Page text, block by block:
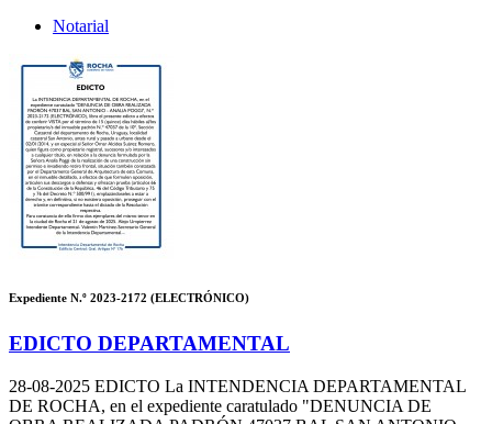
Notarial
Expediente N.º 2023-2172 (ELECTRÓNICO)
EDICTO DEPARTAMENTAL
28-08-2025 EDICTO La INTENDENCIA DEPARTAMENTAL
DE ROCHA, en el expediente caratulado "DENUNCIA DE